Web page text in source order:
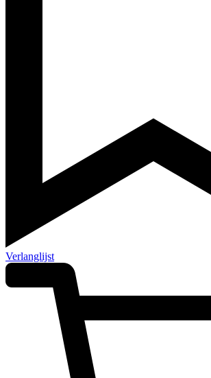
Verlanglijst